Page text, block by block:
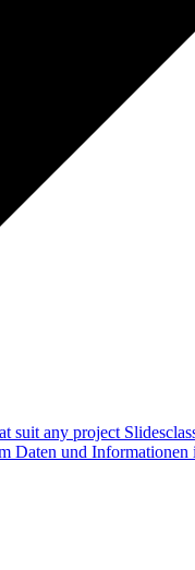
suit any project
Daten und